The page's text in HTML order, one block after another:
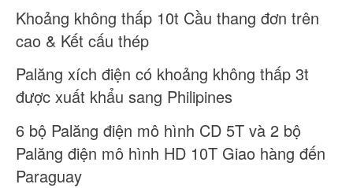
Khoảng không thấp 10t Cầu thang đơn trên
cao & Kết cấu thép
Palăng xích điện có khoảng không thấp 3t
được xuất khẩu sang Philipines
6 bộ Palăng điện mô hình CD 5T và 2 bộ
Palăng điện mô hình HD 10T Giao hàng đến
Paraguay